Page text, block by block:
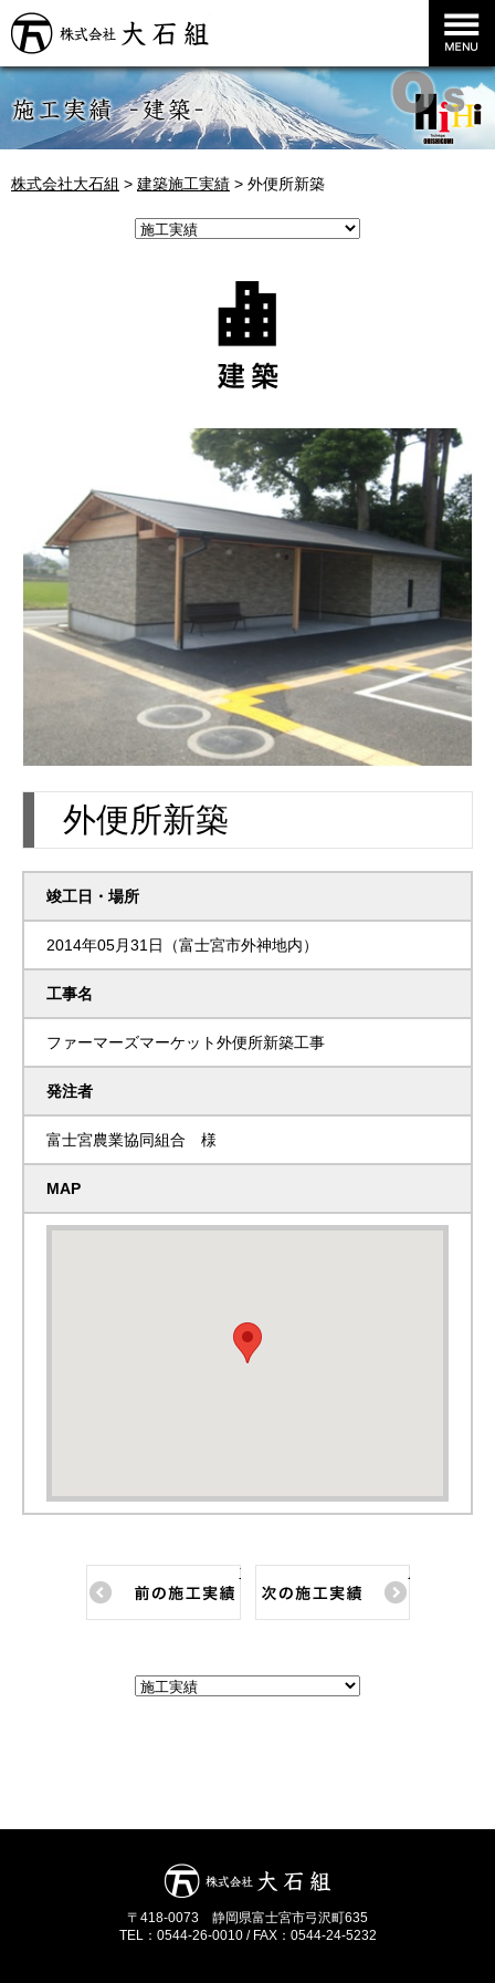
株式会社大石組 > 建築施工実績 > 外便所新築
外便所新築
竣工日・場所
2014年05月31日（富士宮市外神地内）
工事名
ファーマーズマーケット外便所新築工事
発注者
富士宮農業協同組合 様
MAP
前の施工実績
〒418-0073 静岡県富士宮市弓沢町635
TEL：0544-26-0010 / FAX：0544-24-5232